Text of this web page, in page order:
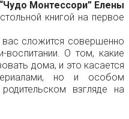
“Чудо Монтессори” Елены
книгой на первое
вас сложится совершенно
воспитании. О том, какие
дома, и это касается
но и особом
взгляде на